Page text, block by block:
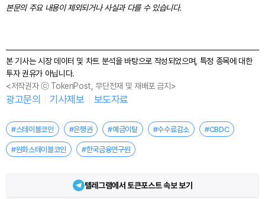
본문의 주요 내용이 제외되거나 사실과 다를 수 있습니다.
본 기사는 시장 데이터 및 차트 분석을 바탕으로 작성되었으며, 특정 종목에 대한
투자 권유가 아닙니다.
<저작권자 ⓒ TokenPost, 무단전재 및 재배포 금지>
광고문의 기사제보 보도자료
#스테이블코인 #은행권 #예금이탈 #수수료감소 #CBDC
#원화스테이블코인 #한국금융연구원
텔레그램에서 토큰포스트 속보 보기